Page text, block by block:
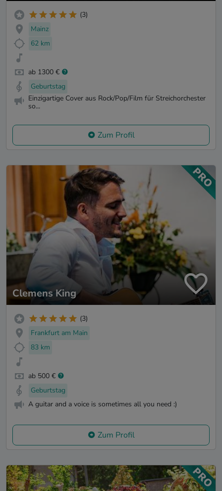
(3)
Mainz
62 km
ab 1300 €
Geburtstag
Einzigartige Cover aus Rock/Pop/Film für Streichorchester
so...
Zum Profil
Clemens King
(3)
Frankfurt am Main
83 km
ab 500 €
Geburtstag
A guitar and a voice is sometimes all you need :)
Zum Profil